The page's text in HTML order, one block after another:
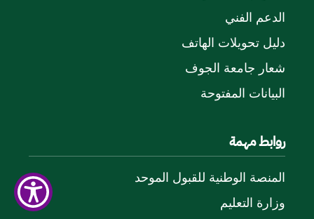
الدعم الفني
دليل تحويلات الهاتف
شعار جامعة الجوف
البيانات المفتوحة
روابط مهمة
المنصة الوطنية للقبول الموحد
وزارة التعليم